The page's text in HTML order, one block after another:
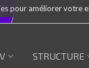
pour améliorer votre
STRUCTURE